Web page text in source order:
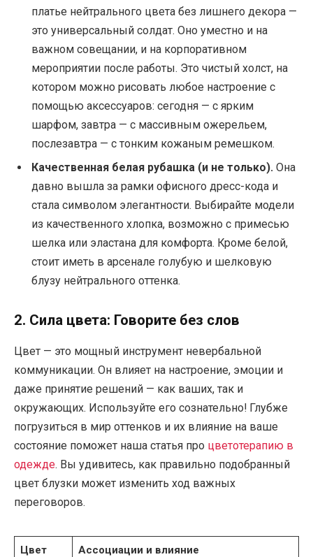
платье нейтрального цвета без лишнего декора —
это универсальный солдат. Оно уместно и на
важном совещании, и на корпоративном
мероприятии после работы. Это чистый холст, на
котором можно рисовать любое настроение с
помощью аксессуаров: сегодня — с ярким
шарфом, завтра — с массивным ожерельем,
послезавтра — с тонким кожаным ремешком.
Качественная белая рубашка (и не только). Она
давно вышла за рамки офисного дресс-кода и
стала символом элегантности. Выбирайте модели
из качественного хлопка, возможно с примесью
шелка или эластана для комфорта. Кроме белой,
стоит иметь в арсенале голубую и шелковую
блузу нейтрального оттенка.
2. Сила цвета: Говорите без слов
Цвет — это мощный инструмент невербальной
коммуникации. Он влияет на настроение, эмоции и
даже принятие решений — как ваших, так и
окружающих. Используйте его сознательно! Глубже
погрузиться в мир оттенков и их влияние на ваше
состояние поможет наша статья про цветотерапию в
одежде. Вы удивитесь, как правильно подобранный
цвет блузки может изменить ход важных
переговоров.
Цвет Ассоциации и влияние